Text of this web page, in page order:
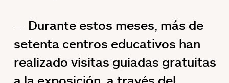
Durante estos meses, más de
setenta centros educativos han
realizado visitas guiadas gratuitas
a la exposición, a través del